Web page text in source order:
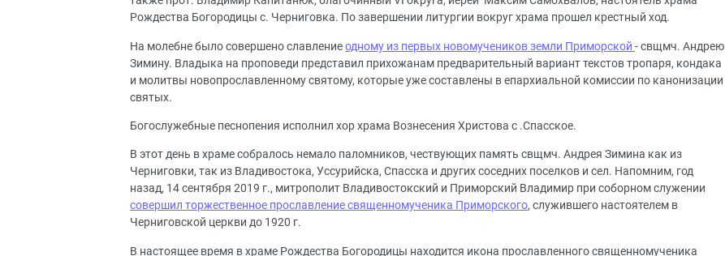
Рождества Богородицы с. Черниговка. По завершении литургии вокруг храма прошел крестный ход.
На молебне было совершено славлениеодному из первых новомучеников земли Приморской - свщмч. Андрею
Зимину. Владыка на проповеди представил прихожанам предварительный вариант текстов тропаря, кондака
и молитвы новопрославленному святому, которые уже составлены в епархиальной комиссии по канонизации
святых.
Богослужебные песнопения исполнил хор храма Вознесения Христова с .Спасское.
В этот день в храме собралось немало паломников, чествующих память свщмч. Андрея Зимина как из
Черниговки, так из Владивостока, Уссурийска, Спасска и других соседних поселков и сел. Напомним, год
назад, 14 сентября 2019 г., митрополит Владивостокский и Приморский Владимир при соборном служении
совершил торжественное прославление священномученика Приморского, служившего настоятелем в
Черниговской церкви до 1920 г.
В настоящее время в храме Рождества Богородицы находится икона прославленного священномученика